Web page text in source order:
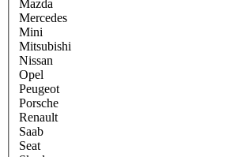
Mazda
Mercedes
Mini
Mitsubishi
Nissan
Opel
Peugeot
Porsche
Renault
Saab
Seat